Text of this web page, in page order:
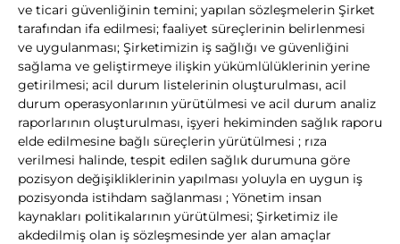
ve ticari güvenliğinin temini; yapılan sözleşmelerin Şirket
tarafından ifa edilmesi; faaliyet süreçlerinin belirlenmesi
ve uygulanması; Şirketimizin iş sağlığı ve güvenliğini
sağlama ve geliştirmeye ilişkin yükümlülüklerinin yerine
getirilmesi; acil durum listelerinin oluşturulması, acil
durum operasyonlarının yürütülmesi ve acil durum analiz
raporlarının oluşturulması, işyeri hekiminden sağlık raporu
elde edilmesine bağlı süreçlerin yürütülmesi ; rıza
verilmesi halinde, tespit edilen sağlık durumuna göre
pozisyon değişikliklerinin yapılması yoluyla en uygun iş
pozisyonda istihdam sağlanması ; Yönetim insan
kaynakları politikalarının yürütülmesi; Şirketimiz ile
akdedilmiş olan iş sözleşmesinde yer alan amaçlar